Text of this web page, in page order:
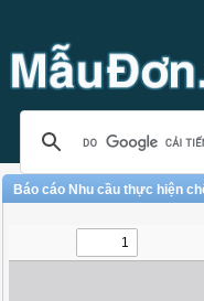
Báo cáo Nhu cầu thực hiện